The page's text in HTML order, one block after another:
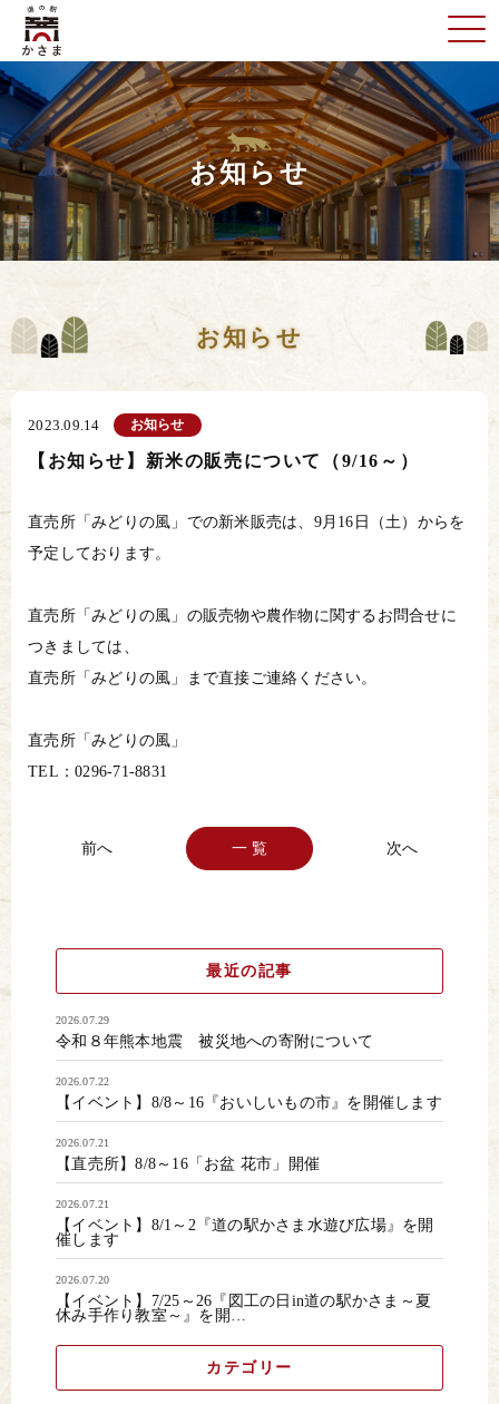
お知らせ
お知らせ
2023.09.14 お知らせ
【お知らせ】新米の販売について（9/16～）
直売所「みどりの風」での新米販売は、9月16日（土）からを
予定しております。
直売所「みどりの風」の販売物や農作物に関するお問合せに
つきましては、
直売所「みどりの風」まで直接ご連絡ください。
直売所「みどりの風」
TEL：0296-71-8831
一 覧
最近の記事
2026.07.29
令和８年熊本地震 被災地への寄附について
2026.07.22
【イベント】8/8～16『おいしいもの市』を開催します
2026.07.21
【直売所】8/8～16「お盆 花市」開催
2026.07.21
【イベント】8/1～2『道の駅かさま水遊び広場』を開
催します
2026.07.20
【イベント】7/25～26『図工の日in道の駅かさま～夏
休み手作り教室～』を開…
カテゴリー